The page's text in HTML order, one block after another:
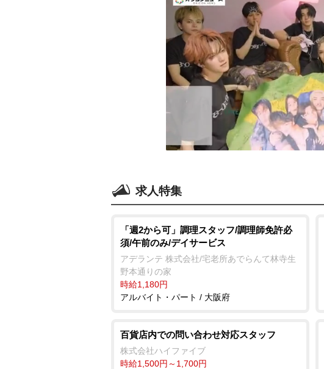
求人特集
「週2から可」調理スタッフ/調理師免許必
須/午前のみ/デイサービス
アデランテ 株式会社/宅老所あでらんて林寺生
野本通りの家
時給1,180円
アルバイト・パート / 大阪府
百貨店内での問い合わせ対応スタッフ
株式会社ハイファイブ
時給1,500円～1,700円